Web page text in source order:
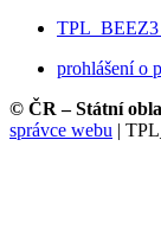
prohlášení o
© ČR – Státní
správce webu |